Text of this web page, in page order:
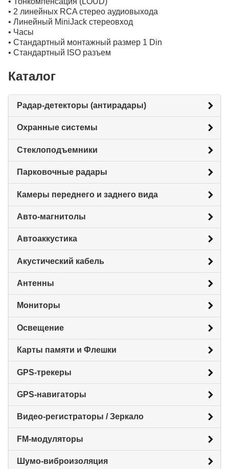
• 2 линейных RCA стерео аудиовыхода
• Линейный MiniJack стереовход
• Часы
• Стандартный монтажный размер 1 Din
• Стандартный ISO разъем
Каталог
Радар-детекторы (антирадары)
Охранные системы
Стеклоподъемники
Парковочные радары
Камеры переднего и заднего вида
Авто-магнитолы
Автоаккустика
Акустический кабель
Антенны
Мониторы
Освещение
Карты памяти и Флешки
GPS-трекеры
GPS-навигаторы
Видео-регистраторы / Зеркало
FM-модуляторы
Шумо-виброизоляция